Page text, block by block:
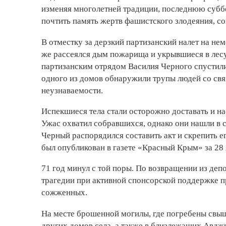
изменяя многолетней традиции, последнюю
почтить память жертв фашистского злодеяния,
В отместку за дерзкий партизанский налет на
же рассеялся дым пожарища и укрывшиеся в
партизанским отрядом Василия Черного
одного из домов обнаружили трупы людей со
неузнаваемости.
Испекшиеся тела стали осторожно доставать и
Ужас охватил собравшихся, однако они нашли в
Черный распорядился составить акт и скрепить
был опубликован в газете «Красный Крым» за
71 год минул с той поры. По возвращении из
трагедии при активной спонсорской поддержке
сожженных.
На месте брошенной могилы, где погребены